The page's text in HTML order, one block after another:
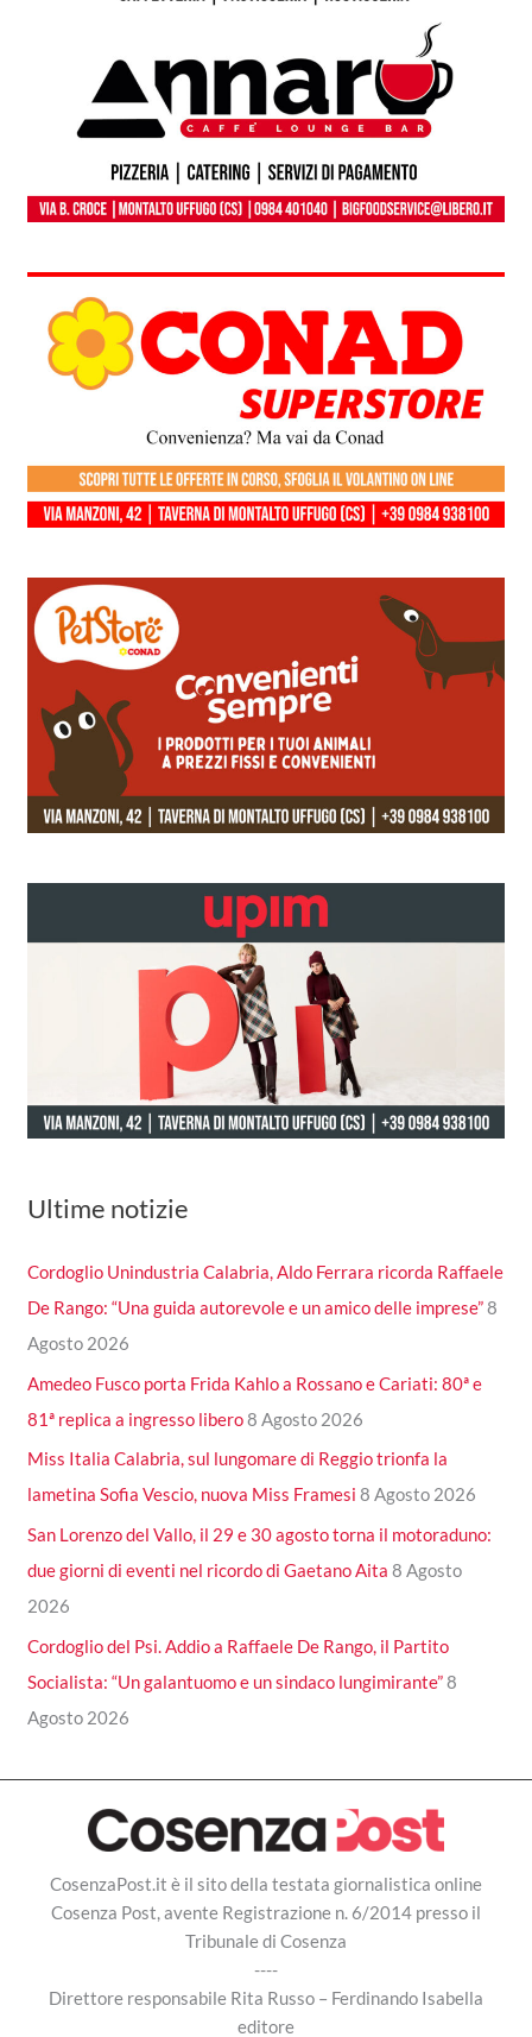
Ultime notizie
Cordoglio Unindustria Calabria, Aldo Ferrara ricorda Raffaele
De Rango: “Una guida autorevole e un amico delle imprese”8
Agosto 2026
Amedeo Fusco porta Frida Kahlo a Rossano e Cariati: 80ª e
81ª replica a ingresso libero8 Agosto 2026
Miss Italia Calabria, sul lungomare di Reggio trionfa la
lametina Sofia Vescio, nuova Miss Framesi 8 Agosto 2026
San Lorenzo del Vallo, il 29 e 30 agosto torna il motoraduno:
due giorni di eventi nel ricordo di Gaetano Aita 8 Agosto
2026
Cordoglio del Psi. Addio a Raffaele De Rango, il Partito
Socialista: “Un galantuomo e un sindaco lungimirante”8
Agosto 2026
CosenzaPost.it è il sito della testata giornalistica online
Cosenza Post, avente Registrazione n. 6/2014 presso il
Tribunale di Cosenza
----
Direttore responsabile Rita Russo – Ferdinando Isabella
editore